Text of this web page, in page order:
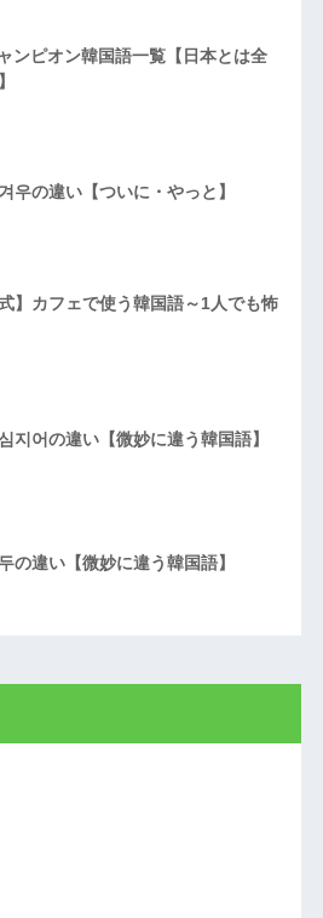
ンピオン韓国語一覧【日本とは全
우の違い【ついに・やっと】
式】カフェで使う韓国語～1人でも怖
지어の違い【微妙に違う韓国語】
の違い【微妙に違う韓国語】